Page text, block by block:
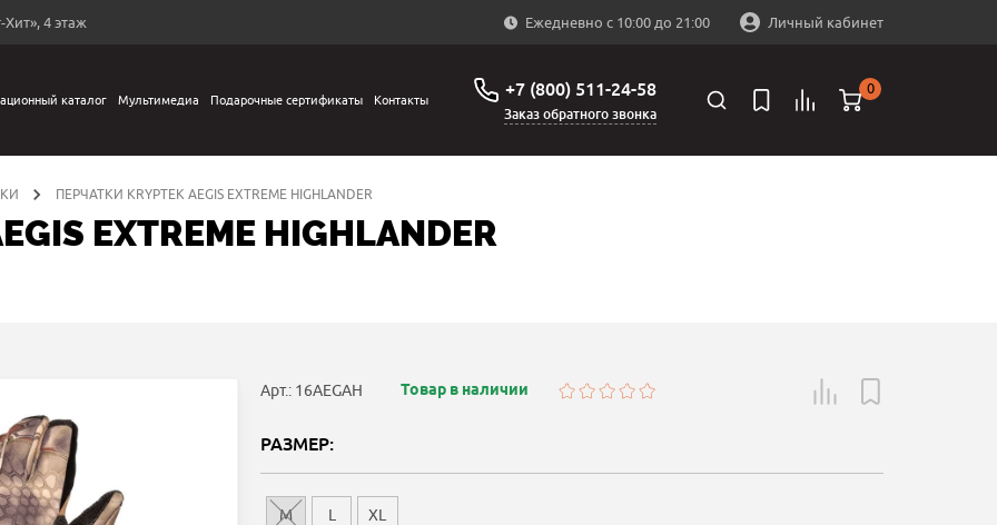
4 этаж Ежедневно с 10:00 до 21:00 Личный кабинет
каталог Мультимедиа Подарочные сертификаты Контакты +7 (800) 511-24-58
Заказ обратного звонка
0
ПЕРЧАТКИ KRYPTEK AEGIS EXTREME HIGHLANDER
EXTREME HIGHLANDER
Арт.: 16AEGAH Товар в наличии
РАЗМЕР:
M L XL